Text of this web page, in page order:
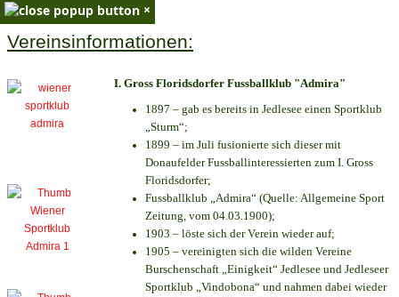
×
Vereinsinformationen:
I. Gross Floridsdorfer Fussballklub "Admira"
1897 – gab es bereits in Jedlesee einen Sportklub
„Sturm“;
1899 – im Juli fusionierte sich dieser mit
Donaufelder Fussballinteressierten zum I. Gross
Floridsdorfer;
Fussballklub „Admira“ (Quelle: Allgemeine Sport
Zeitung, vom 04.03.1900);
1903 – löste sich der Verein wieder auf;
1905 – vereinigten sich die wilden Vereine
Burschenschaft „Einigkeit“ Jedlesee und Jedleseer
Sportklub „Vindobona“ und nahmen dabei wieder